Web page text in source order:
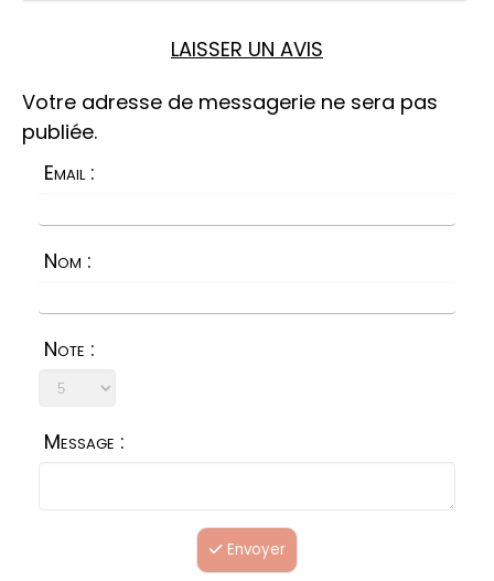
LAISSER UN AVIS
Votre adresse de messagerie ne sera pas
publiée.
Email :
Nom :
Note :
Message :
Envoyer